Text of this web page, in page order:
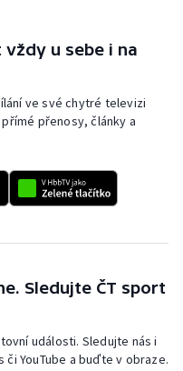
u sebe i na
ve své chytré televizi
přenosy, články a
Sledujte ČT sport
události. Sledujte nás i
či YouTube a buďte v obraze.